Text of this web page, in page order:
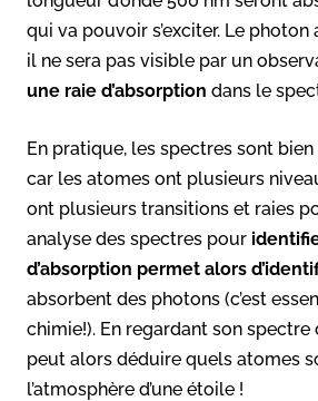
qui va pouvoir s’exciter. Le
il ne sera pas visible par un
une raie d’absorption dans le
En pratique, les spectres sont
car les atomes ont plusieurs
ont plusieurs transitions et raies
analyse des spectres pour
d’absorption permet alors
absorbent des photons (c’est
chimie!). En regardant son spectre
peut alors déduire quels atomes
l’atmosphère d’une étoile !